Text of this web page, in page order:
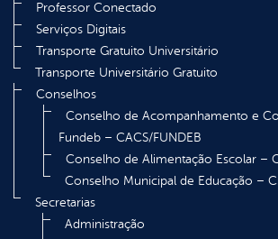
Professor Conectado
Serviços Digitais
Transporte Gratuito Universitário
Transporte Universitário Gratuito
Conselhos
Conselho de Acompanhamento e
Fundeb – CACS/FUNDEB
Conselho de Alimentação Escolar –
Conselho Municipal de Educação –
Secretarias
Administração